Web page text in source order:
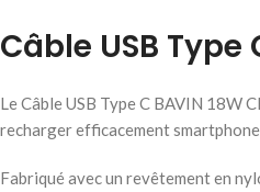
Câble USB Type
Le Câble USB Type C BAVIN 18W
recharger efficacement
Fabriqué avec un revêtement en